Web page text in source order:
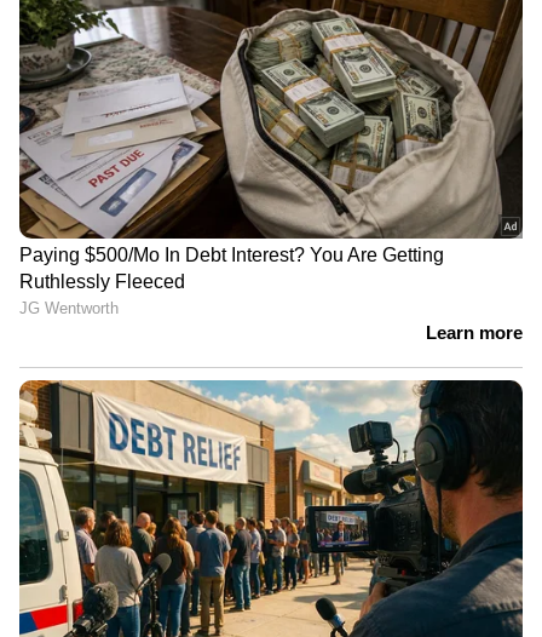
അർജുൻ ആയങ്കിക്ക് പിന്നാലെ
മറ്റൊരു അറസ്റ്റോ?; സംഘപരിവാർ
സഹയാത്രികൻ ടിജി
മോഹൻദാസിനും കുരുക്ക്